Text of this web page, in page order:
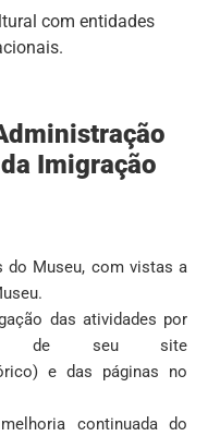
com entidades
Imigração
do Museu, com vistas a
das atividades por
de seu site
e das páginas no
continuada do